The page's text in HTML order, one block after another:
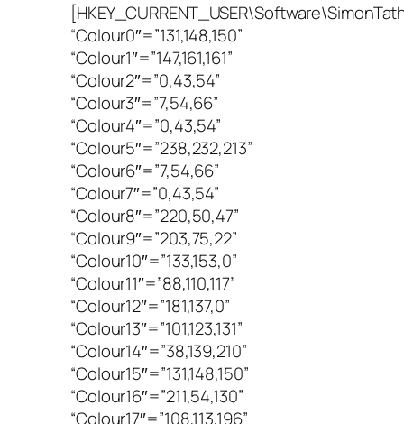
“Colour0″=”131,148,150”
“Colour1″=”147,161,161”
“Colour2″=”0,43,54”
“Colour3″=”7,54,66”
“Colour4″=”0,43,54”
“Colour5″=”238,232,213”
“Colour6″=”7,54,66”
“Colour7″=”0,43,54”
“Colour8″=”220,50,47”
“Colour9″=”203,75,22”
“Colour10″=”133,153,0”
“Colour11″=”88,110,117”
“Colour12″=”181,137,0”
“Colour13″=”101,123,131”
“Colour14″=”38,139,210”
“Colour15″=”131,148,150”
“Colour16″=”211,54,130”
“Colour17″=”108,113,196”